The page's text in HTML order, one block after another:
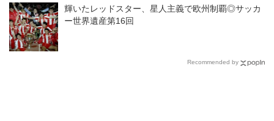
輝いたレッドスター、星人主義で欧州制覇◎サッカ
ー世界遺産第16回
Recommended by